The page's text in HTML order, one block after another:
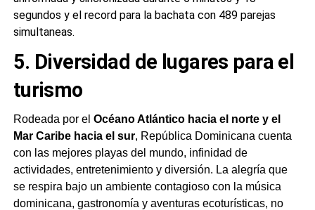
segundos y el record para la bachata con 489 parejas
simultaneas.
5. Diversidad de lugares para el
turismo
Rodeada por el Océano Atlántico hacia el norte y el
Mar Caribe hacia el sur, República Dominicana cuenta
con las mejores playas del mundo, infinidad de
actividades, entretenimiento y diversión. La alegría que
se respira bajo un ambiente contagioso con la música
dominicana, gastronomía y aventuras ecoturísticas, no